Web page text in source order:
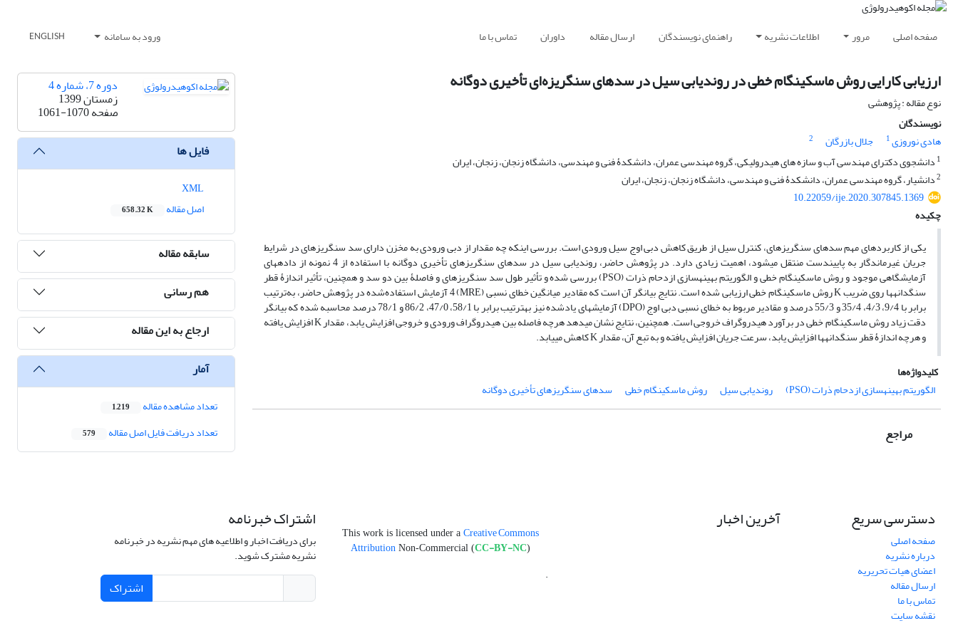
صفحه اصلی مرور اطلاعات نشریه راهنمای نویسندگان ارسال مقاله داوران تماس با ما ورود به سامانه ENGLISH
ارزیابی کارایی روش ماسکینگام خطی در روندیابی سیل در سدهای سنگریزه‌ای تأخیری دوگانه
نوع مقاله : پژوهشی
نویسندگان
هادی نوروزی1 جلال بازرگان
2
1 دانشجوی دکترای مهندسی آب و سازه ‏های هیدرولیکی، گروه مهندسی عمران، دانشکدۀ فنی و مهندسی، دانشگاه زنجان، زنجان، ایران
2دانشیار، گروه مهندسی عمران، دانشکدۀ فنی و مهندسی، دانشگاه زنجان، زنجان، ایران
10.22059/ije.2020.307845.1369
چکیده
یکی از ‌کاربردهای مهم سدهای سنگریزه‏ای، کنترل سیل از طریق کاهش دبی اوج سیل ورودی است. بررسی اینکه چه مقدار از دبی ورودی به مخزن دارای سد سنگریزه‏ای در شرایط
جریان غیرماندگار به پایین‏دست منتقل می‏شود، اهمیت زیادی دارد. در پژوهش حاضر، روندیابی سیل در سدهای سنگریزه‏ای تأخیری دوگانه با استفاده از 4 نمونه از داده‏های
آزمایشگاهی موجود و روش ماسکینگام خطی و الگوریتم بهینه‏سازی ازدحام ذرات (PSO) بررسی شده‏ و تأثیر طول سد سنگریزه‏ای و فاصلۀ بین دو سد و همچنین، تأثیر اندازۀ قطر
سنگدانه‏ها روی ضریب K روش ماسکینگام خطی ارزیابی شده ‏است. نتایج بیانگر آن است که مقادیر میانگین خطای نسبی (MRE) 4 آزمایش استفاده‌شده در پژوهش حاضر، به‌ترتیب
برابر با 9/4، 4/3، 35/4 و 55/3 درصد و مقادیر مربوط به خطای نسبی دبی اوج (DPO) آزمایش‏های یادشده نیز به‏ترتیب برابر با 58/1، 47/0، 86/2 و 78/1 درصد محاسبه‏ شده که بیانگر
دقت زیاد روش ماسکینگام خطی در برآورد هیدروگراف خروجی است. همچنین، نتایج نشان می‏دهد هرچه فاصله بین هیدروگراف ورودی و خروجی افزایش یابد، مقدار K افزایش یافته
و هرچه اندازۀ قطر سنگدانه‏ها افزایش یابد، سرعت جریان افزایش یافته و به تبع آن، مقدار K کاهش می‏یابد.
کلیدواژه‌ها
الگوریتم بهینه‏سازی ازدحام ذرات (PSO)
روندیابی سیل روش ماسکینگام خطی سدهای سنگریزه‏ای تأخیری دوگانه
مراجع
دوره 7، شماره 4
زمستان 1399
صفحه1061-1070
فایل ها
اصل مقاله
658.32 K
سابقه مقاله
هم رسانی
ارجاع به این مقاله
آمار
تعداد مشاهده مقاله 1,219
تعداد دریافت فایل اصل مقاله 579
دسترسی سریع
صفحه اصلی
درباره نشریه
اعضای هیات تحریریه
ارسال مقاله
تماس با ما
نقشه سایت
آخرین اخبار
This work is licensed under a Creative Commons
AttributionNon-Commercial (CC-BY-NC)
.
اشتراک خبرنامه
برای دریافت اخبار و اطلاعیه های مهم نشریه در خبرنامه
نشریه مشترک شوید.
اشتراک